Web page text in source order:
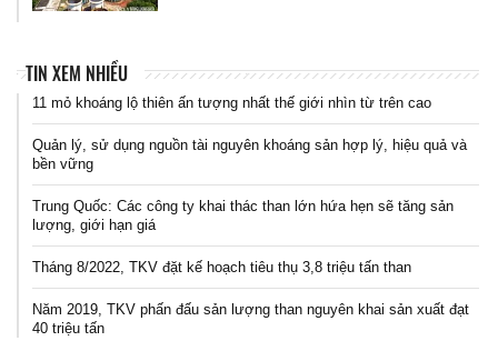
TIN XEM NHIỀU
11 mỏ khoáng lộ thiên ấn tượng nhất thế giới nhìn từ trên cao
Quản lý, sử dụng nguồn tài nguyên khoáng sản hợp lý, hiệu quả và
bền vững
Trung Quốc: Các công ty khai thác than lớn hứa hẹn sẽ tăng sản
lượng, giới hạn giá
Tháng 8/2022, TKV đặt kế hoạch tiêu thụ 3,8 triệu tấn than
Năm 2019, TKV phấn đấu sản lượng than nguyên khai sản xuất đạt
40 triệu tấn